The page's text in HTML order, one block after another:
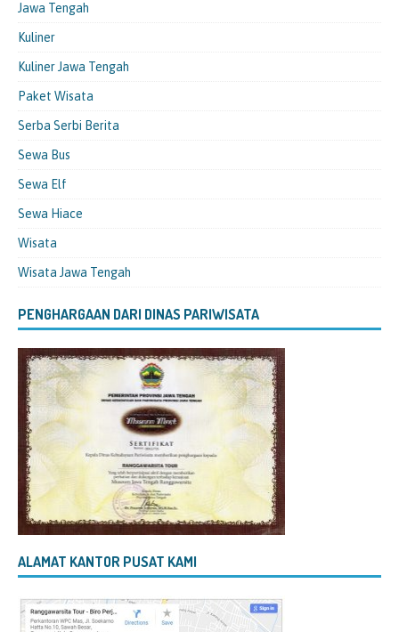
Jawa Tengah
Kuliner
Kuliner Jawa Tengah
Paket Wisata
Serba Serbi Berita
Sewa Bus
Sewa Elf
Sewa Hiace
Wisata
Wisata Jawa Tengah
PENGHARGAAN DARI DINAS PARIWISATA
ALAMAT KANTOR PUSAT KAMI